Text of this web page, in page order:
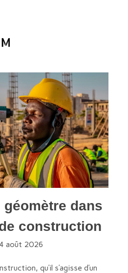
géomètre dans
construction
août 2026
qu’il s’agisse d’un